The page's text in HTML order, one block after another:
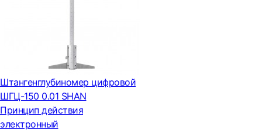
Штангенглубиномер цифровой
ШГЦ-150 0.01 SHAN
Принцип действия
электронный